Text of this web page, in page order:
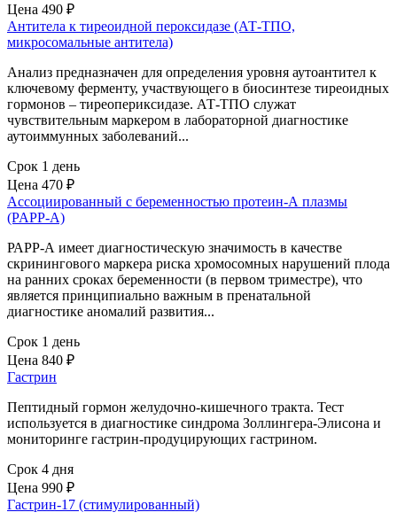
Цена 490 ₽
Антитела к тиреоидной пероксидазе (АТ-ТПО,
микросомальные антитела)
Анализ предназначен для определения уровня аутоантител к
ключевому ферменту, участвующего в биосинтезе тиреоидных
гормонов – тиреопериксидазе. АТ-ТПО служат
чувствительным маркером в лабораторной диагностике
аутоиммунных заболеваний...
Срок 1 день
Цена 470 ₽
Ассоциированный с беременностью протеин-А плазмы
(PAPP-A)
РАРР-А имеет диагностическую значимость в качестве
скринингового маркера риска хромосомных нарушений плода
на ранних сроках беременности (в первом триместре), что
является принципиально важным в пренатальной
диагностике аномалий развития...
Срок 1 день
Цена 840 ₽
Гастрин
Пептидный гормон желудочно-кишечного тракта. Тест
используется в диагностике синдрома Золлингера-Элисона и
мониторинге гастрин-продуцирующих гастрином.
Срок 4 дня
Цена 990 ₽
Гастрин-17 (стимулированный)